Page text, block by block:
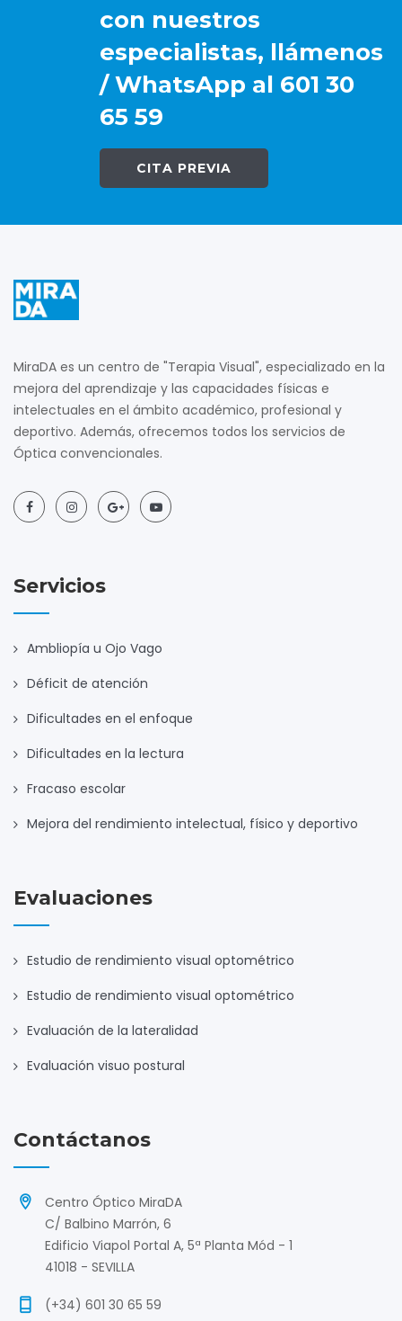
con nuestros
especialistas, llámenos
/ WhatsApp al 601 30
65 59
CITA PREVIA
MiraDA es un centro de "Terapia Visual", especializado en la
mejora del aprendizaje y las capacidades físicas e
intelectuales en el ámbito académico, profesional y
deportivo. Además, ofrecemos todos los servicios de
Óptica convencionales.
Servicios
Ambliopía u Ojo Vago
Déficit de atención
Dificultades en el enfoque
Dificultades en la lectura
Fracaso escolar
Mejora del rendimiento intelectual, físico y deportivo
Evaluaciones
Estudio de rendimiento visual optométrico
Estudio de rendimiento visual optométrico
Evaluación de la lateralidad
Evaluación visuo postural
Contáctanos
Centro Óptico MiraDA
C/ Balbino Marrón, 6
Edificio Viapol Portal A, 5ª Planta Mód - 1
41018 - SEVILLA
(+34) 601 30 65 59